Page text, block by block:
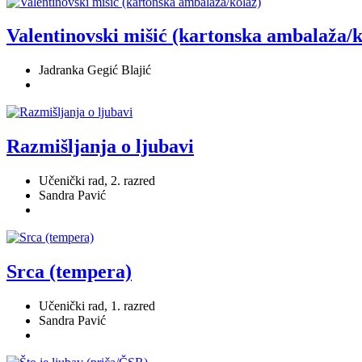
Valentinovski mišić (kartonska ambalaža/
Jadranka Gegić Blajić
Razmišljanja o ljubavi
Učenički rad, 2. razred
Sandra Pavić
Srca (tempera)
Učenički rad, 1. razred
Sandra Pavić